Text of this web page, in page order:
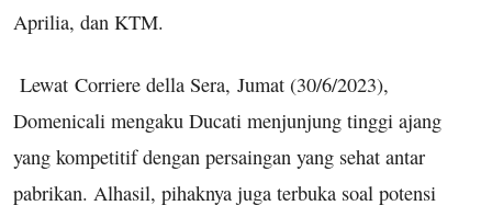
Aprilia, dan KTM.
Lewat Corriere della Sera, Jumat (30/6/2023),
Domenicali mengaku Ducati menjunjung tinggi ajang
yang kompetitif dengan persaingan yang sehat antar
pabrikan. Alhasil, pihaknya juga terbuka soal potensi